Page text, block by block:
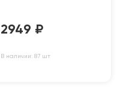
2949 ₽
В наличии: 87 шт